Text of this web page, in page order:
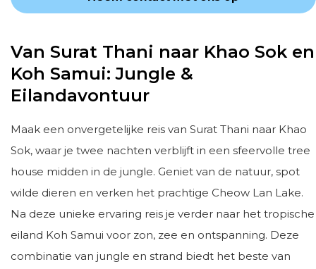
Van Surat Thani naar Khao Sok en
Koh Samui: Jungle &
Eilandavontuur
Maak een onvergetelijke reis van Surat Thani naar Khao
Sok, waar je twee nachten verblijft in een sfeervolle tree
house midden in de jungle. Geniet van de natuur, spot
wilde dieren en verken het prachtige Cheow Lan Lake.
Na deze unieke ervaring reis je verder naar het tropische
eiland Koh Samui voor zon, zee en ontspanning. Deze
combinatie van jungle en strand biedt het beste van